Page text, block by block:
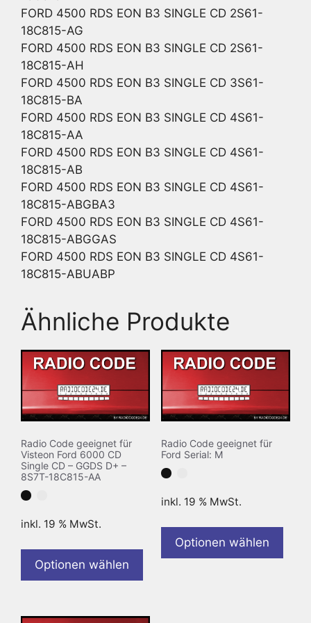
FORD 4500 RDS EON B3 SINGLE CD 2S61-
18C815-AG
FORD 4500 RDS EON B3 SINGLE CD 2S61-
18C815-AH
FORD 4500 RDS EON B3 SINGLE CD 3S61-
18C815-BA
FORD 4500 RDS EON B3 SINGLE CD 4S61-
18C815-AA
FORD 4500 RDS EON B3 SINGLE CD 4S61-
18C815-AB
FORD 4500 RDS EON B3 SINGLE CD 4S61-
18C815-ABGBA3
FORD 4500 RDS EON B3 SINGLE CD 4S61-
18C815-ABGGAS
FORD 4500 RDS EON B3 SINGLE CD 4S61-
18C815-ABUABP
Ähnliche Produkte
Radio Code geeignet für
Visteon Ford 6000 CD
Single CD – GGDS D+ –
8S7T-18C815-AA
inkl. 19 % MwSt.
Optionen wählen
Radio Code geeignet für
Ford Serial: M
inkl. 19 % MwSt.
Optionen wählen